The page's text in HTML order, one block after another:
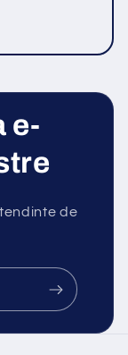
e-
de